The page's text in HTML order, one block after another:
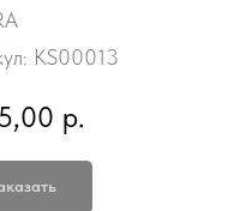
KS00013
р.